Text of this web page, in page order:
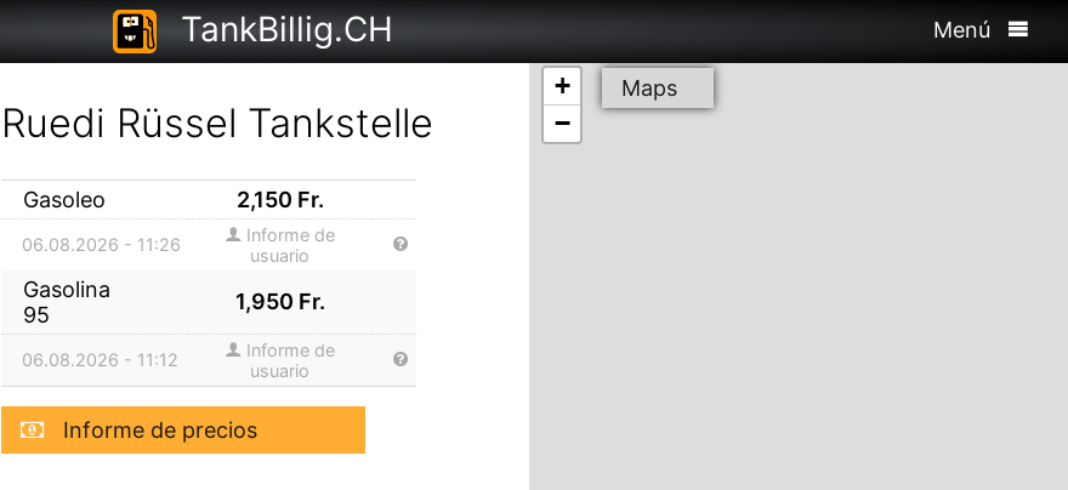
TankBillig.CH Menú
Ruedi Rüssel Tankstelle
Gasoleo 2,150 Fr.
06.08.2026 - 11:26
Informe de
usuario
Gasolina
95
1,950 Fr.
06.08.2026 - 11:12
Informe de
usuario
Informe de precios
+
−
Maps